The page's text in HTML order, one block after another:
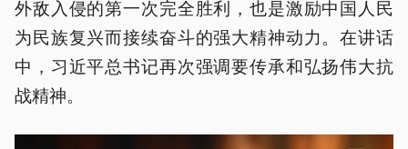
外敌入侵的第一次完全胜利，也是激励中国人民
为民族复兴而接续奋斗的强大精神动力。在讲话
中，习近平总书记再次强调要传承和弘扬伟大抗
战精神。